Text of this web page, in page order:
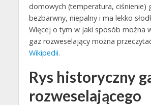
domowych (temperatura, ciśnienie)
bezbarwny, niepalny i ma lekko
Więcej o tym w jaki sposób można
gaz rozweselający można
Wikipedii.
Rys historyczny
rozweselającego